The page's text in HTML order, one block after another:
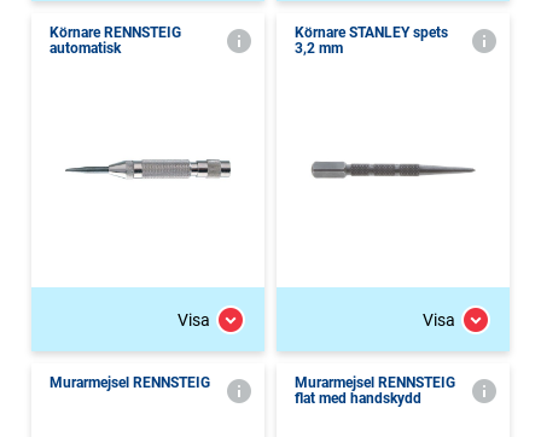
Körnare RENNSTEIG
automatisk
Visa
Körnare STANLEY spets
3,2 mm
Visa
Murarmejsel RENNSTEIG
Murarmejsel RENNSTEIG
flat med handskydd